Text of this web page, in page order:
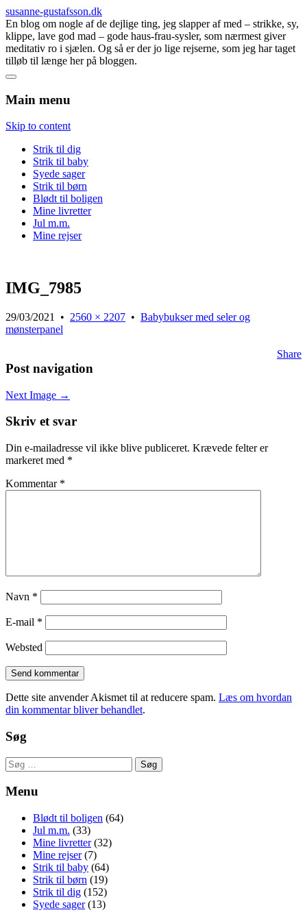
susanne-gustafsson.dk
En blog om nogle af de dejlige ting, jeg slapper af med – strikke, sy,
klippe, lave god mad – gode haus-frau-sysler, som nærmest giver
meditativ ro i sjælen. Og så er der jo lige rejserne, som jeg har taget
tilløb til længe her på bloggen.
Main menu
Skip to content
Strik til dig
Strik til baby
Syede sager
Strik til børn
Blødt til boligen
Mine livretter
Jul m.m.
Mine rejser
IMG_7985
29/03/2021 • 2560 × 2207 • Babybukser med seler og
mønsterpanel
Share
Post navigation
Next Image →
Skriv et svar
Din e-mailadresse vil ikke blive publiceret. Krævede felter er
markeret med *
Kommentar *
Navn *
E-mail *
Websted
Dette site anvender Akismet til at reducere spam. Læs om hvordan
din kommentar bliver behandlet.
Søg
Søg
efter:
Menu
Blødt til boligen (64)
Jul m.m. (33)
Mine livretter(32)
Mine rejser(7)
Strik til baby (64)
Strik til børn (19)
Strik til dig (152)
Syede sager(13)